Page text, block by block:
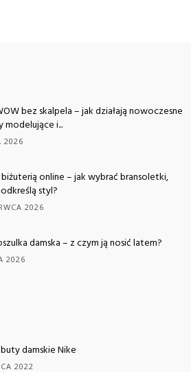
bez skalpela – jak działają nowoczesne
modelujące i...
2026
online – jak wybrać bransoletki,
styl?
2026
damska – z czym ją nosić latem?
2026
buty damskie Nike
2022